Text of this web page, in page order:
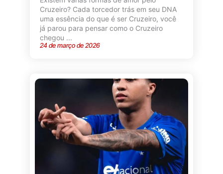
Cruzeiro? Cada torcedor trás em seu DNA
uma essência do que é ser Cruzeiro, você
já parou para pensar como o Cruzeiro
chegou ...
24 de março de 2026